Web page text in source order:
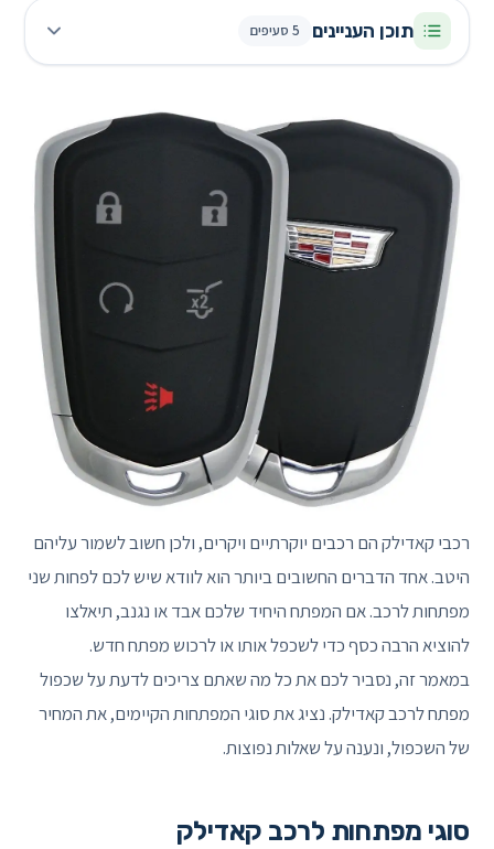
תוכן העניינים 5 סעיפים
רכבי קאדילק הם רכבים יוקרתיים ויקרים, ולכן חשוב לשמור עליהם
היטב. אחד הדברים החשובים ביותר הוא לוודא שיש לכם לפחות שני
מפתחות לרכב. אם המפתח היחיד שלכם אבד או נגנב, תיאלצו
להוציא הרבה כסף כדי לשכפל אותו או לרכוש מפתח חדש.
במאמר זה, נסביר לכם את כל מה שאתם צריכים לדעת על שכפול
מפתח לרכב קאדילק. נציג את סוגי המפתחות הקיימים, את המחיר
של השכפול, ונענה על שאלות נפוצות.
סוגי מפתחות לרכב קאדילק